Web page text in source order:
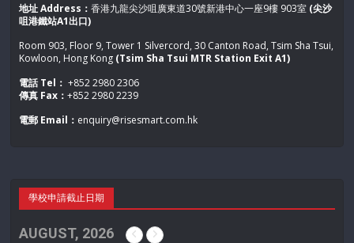
地址 Address：香港九龍尖沙咀廣東道30號新港中心一座9樓 903室 (尖沙
咀港鐵站A1出口)
Room 903, Floor 9, Tower 1 Silvercord, 30 Canton Road, Tsim Sha Tsui,
Kowloon, Hong Kong (Tsim Sha Tsui MTR Station Exit A1)
電話 Tel： +852 2980 2306
傳真 Fax：+852 2980 2239
電郵 Email： enquiry@risesmart.com.hk
學校申請截止日期
AUGUST, 2026